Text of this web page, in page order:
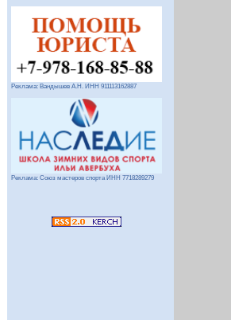
Реклама: Вандышев А.Н. ИНН 911113162887
Реклама: Союз мастеров спорта ИНН 7718289279